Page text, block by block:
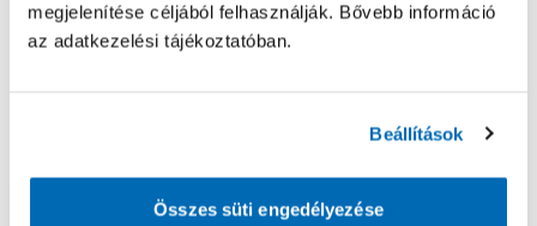
megjelenítése céljából felhasználják. Bővebb információ
az adatkezelési tájékoztatóban.
Beállítások
Összes süti engedélyezése